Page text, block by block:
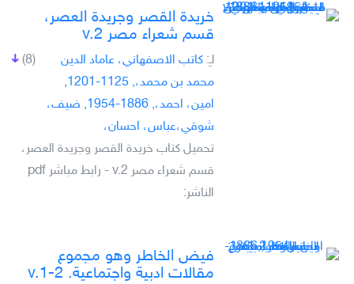
خريدة القصر وجريدة العصر،
قسم شعراء مصر v.2
(8) لـِ: كاتب الاصفهاني، عاماد الدين
محمد بن محمد،, 1125-1201,
امين، احمد،, 1886-1954, ضيف،
شوقي،عباس، احسان،
تحميل كتاب خريدة القصر وجريدة العصر،
قسم شعراء مصر v.2 - رابط مباشر pdf
الناشر:
فيض الخاطر وهو مجموع
مقالات ادبية واجتماعية. v.1-2